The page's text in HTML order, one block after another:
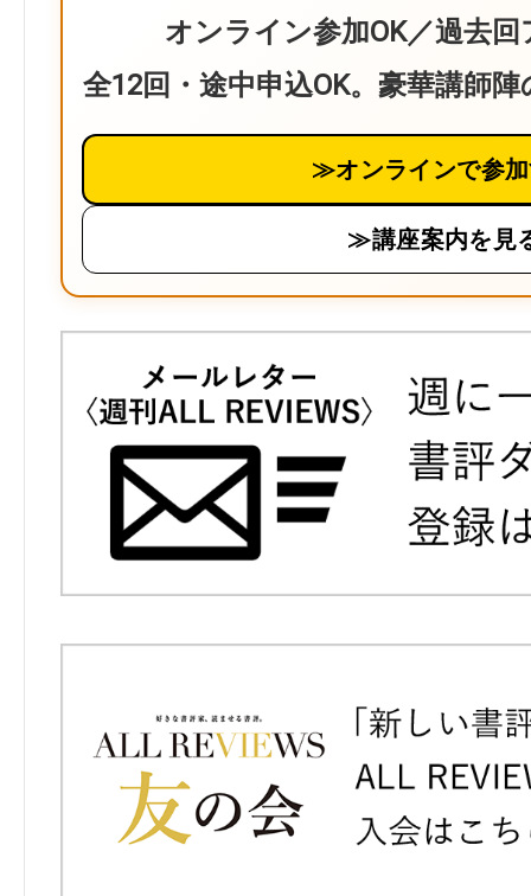
オンライン参加OK／過去
全12回・途中申込OK。豪華講師
≫オンラインで参
≫講座案内を見